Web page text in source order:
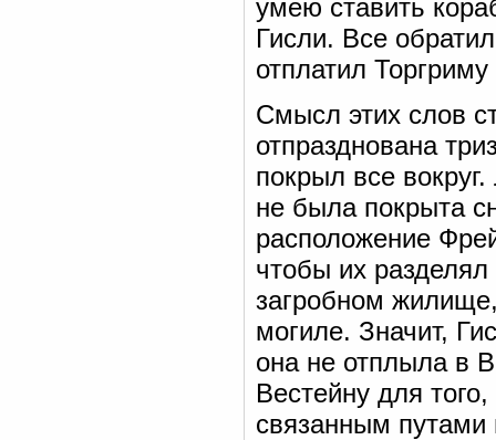
умею ставить
Гисли. Все
отплатил
Смысл этих слов
отпразднована
покрыл все
не была покрыта
расположение
чтобы их
загробном
могиле. Значит,
она не отплыла в
Вестейну для
связанным путами